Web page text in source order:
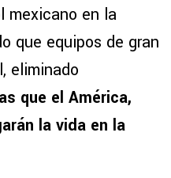
mexicano en la
que equipos de gran
eliminado
que el América,
la vida en la